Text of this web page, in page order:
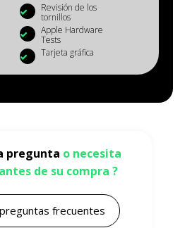
Revisión de los
tornillos
Apple Hardware
Tests
Tarjeta gráfica
pregunta o necesita
de su compra ?
frecuentes